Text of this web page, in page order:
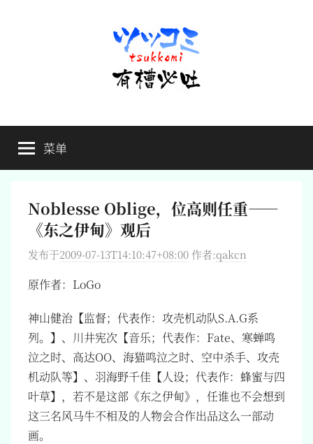
有
槽
必
吐
槽，
毋
菜单
Noblesse Oblige，位高则任重——
《东之伊甸》观后
发布于2009-07-13T14:10:47+08:00 作者:qakcn
原作者：LoGo
神山健治【监督；代表作：攻壳机动队S.A.G系
列。】、川井宪次【音乐；代表作：Fate、寒蝉鸣
泣之时、高达OO、海猫鸣泣之时、空中杀手、攻壳
机动队等】、羽海野千佳【人设；代表作：蜂蜜与四
叶草】，若不是这部《东之伊甸》，任谁也不会想到
这三名风马牛不相及的人物会合作出品这么一部动
画。